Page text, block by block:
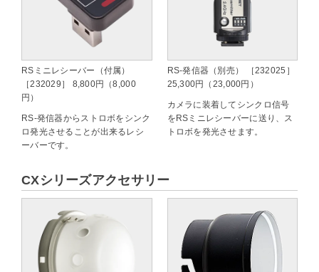
RSミニレシーバー（付属）
［232029］ 8,800円（8,000
円）
RS-発信器からストロボをシンク
ロ発光させることが出来るレシ
ーバーです。
RS-発信器（別売） ［232025］
25,300円（23,000円）
カメラに装着してシンクロ信号
をRSミニレシーバーに送り、ス
トロボを発光させます。
CXシリーズアクセサリー